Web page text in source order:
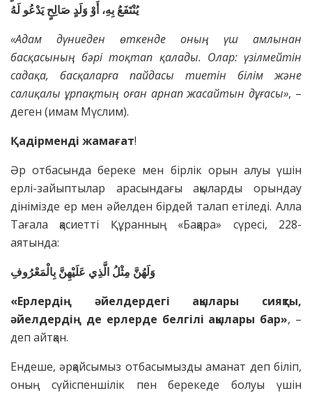
يُنْتَفَعُ بِهِ، أَوْ وَلَدٍ صَالِحٍ يَدْعُو لَهُ
«Адам дүниеден өткенде оның үш амлынан
басқасының бәрі тоқтап қалады. Олар: үзілмейтін
садақа, басқаларға пайдасы тиетін білім және
салиқалы ұрпақтың оған арнап жасайтын дұғасы», –
деген (имам Мүслим).
Қадірменді жамағат!
Әр отбасында береке мен бірлік орын алуы үшін
ерлі-зайыптылар арасындағы ақыларды орындау
дінімізде ер мен әйелден бірдей талап етіледі. Алла
Тағала қасиетті Құранның «Бақара» сүресі, 228-
аятында:
وَلَهُنَّ مِثْلُ الَّذِي عَلَيْهِنَّ بِالْمَعْرُوفِ
«Ерлердің әйелдердегі ақылары сияқты,
әйелдердің де ерлерде белгілі ақылары бар», –
деп айтқан.
Ендеше, әрқайсымыз отбасымызды аманат деп біліп,
оның сүйіспеншілік пен берекеде болуы үшін